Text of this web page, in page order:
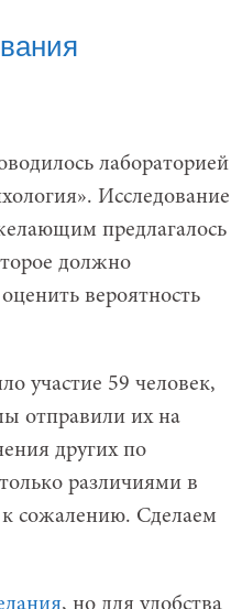
лабораторией
Исследование
предлагалось
должно
вероятность
участие 59 человек,
отправили их на
других по
различиями в
к сожалению. Сделаем
, но для удобства